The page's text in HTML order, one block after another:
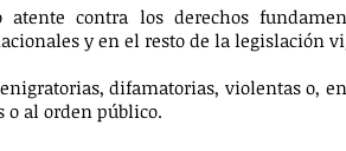
contra los derechos
y en el resto de la legislación
difamatorias, violentas o,
o al orden público.